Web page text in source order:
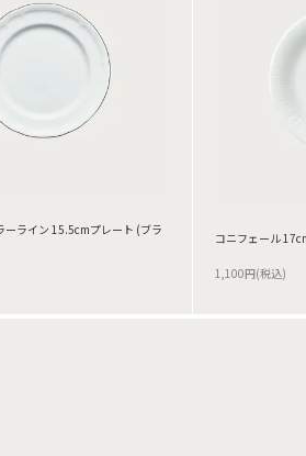
ーライン 15.5cmプレート (ブラ
コニフェール
1,100円(税込)